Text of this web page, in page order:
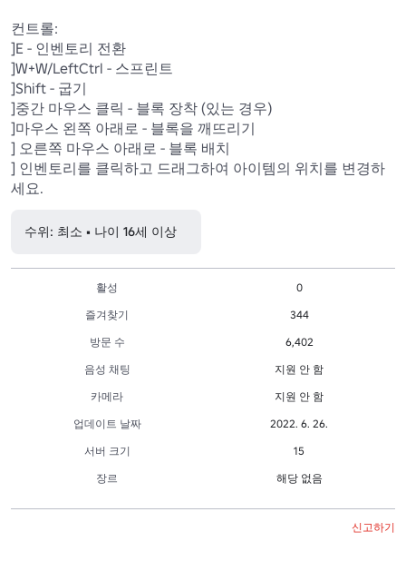
컨트롤:
]E - 인벤토리 전환
]W+W/LeftCtrl - 스프린트
]Shift - 굽기
]중간 마우스 클릭 - 블록 장착 (있는 경우)
]마우스 왼쪽 아래로 - 블록을 깨뜨리기
] 오른쪽 마우스 아래로 - 블록 배치
] 인벤토리를 클릭하고 드래그하여 아이템의 위치를 변경하
세요.
수위: 최소 • 나이 16세 이상
활성
0
즐겨찾기
344
방문 수
6,402
음성 채팅
지원 안 함
카메라
지원 안 함
업데이트 날짜
2022. 6. 26.
서버 크기
15
장르
해당 없음
신고하기